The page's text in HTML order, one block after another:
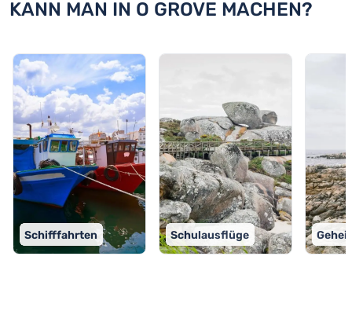
KANN MAN IN O GROVE MACHEN?
Schifffahrten Schulausflüge